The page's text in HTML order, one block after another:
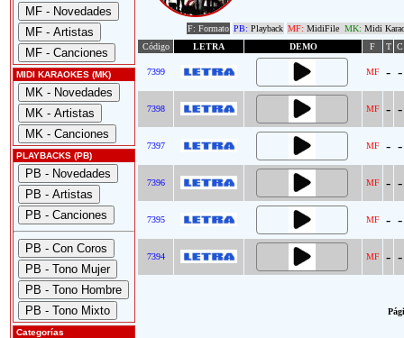
MIDI KARAOKES (MK)
PLAYBACKS (PB)
Categorías
F: Formato PB: Playback MF: MidiFile MK: Midi
Código
LETRA DEMO F T C
7399 MF - -
7398 MF - -
7397 MF - -
7396 MF - -
7395 MF - -
7394 MF - -